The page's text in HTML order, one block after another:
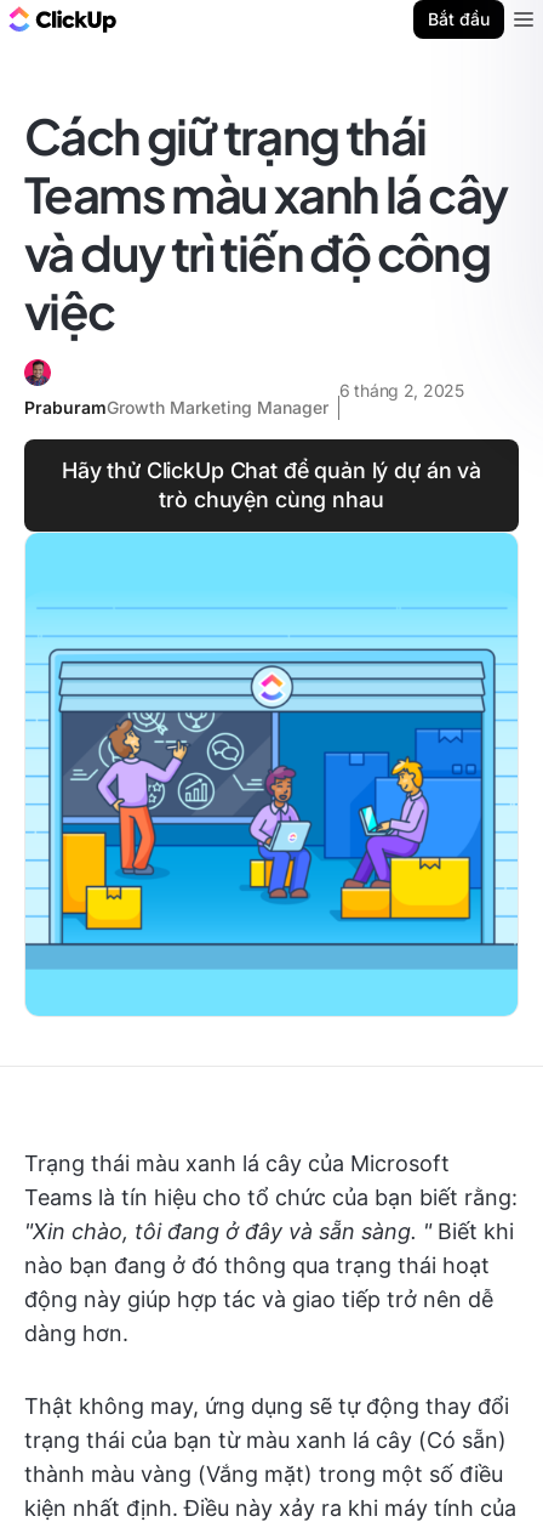
Bắt đầu
Cách giữ trạng thái
Teams màu xanh lá cây
và duy trì tiến độ công
việc
PraburamGrowth Marketing Manager
6 tháng 2, 2025
Hãy thử ClickUp Chat để quản lý dự án và
trò chuyện cùng nhau
Trạng thái màu xanh lá cây của Microsoft
Teams là tín hiệu cho tổ chức của bạn biết rằng:
"Xin chào, tôi đang ở đây và sẵn sàng. " Biết khi
nào bạn đang ở đó thông qua trạng thái hoạt
động này giúp hợp tác và giao tiếp trở nên dễ
dàng hơn.
Thật không may, ứng dụng sẽ tự động thay đổi
trạng thái của bạn từ màu xanh lá cây (Có sẵn)
thành màu vàng (Vắng mặt) trong một số điều
kiện nhất định. Điều này xảy ra khi máy tính của